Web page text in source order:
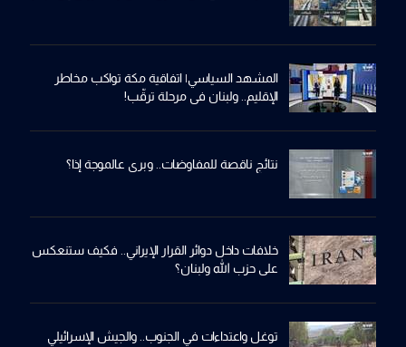
المشهد السياسي| اتفاقية مكة تواكب مخاطر
الإقليم.. ولبنان في مرحلة ترقّب!
نتائج ناقصة للمفاوضات.. وبري عالموجة إذا؟
خلافات داخل دوائر القرار الإيراني.. فكيف ستنعكس
على حزب الله ولبنان؟
توغل واعتداءات في الجنوب.. والجيش الإسرائيلي